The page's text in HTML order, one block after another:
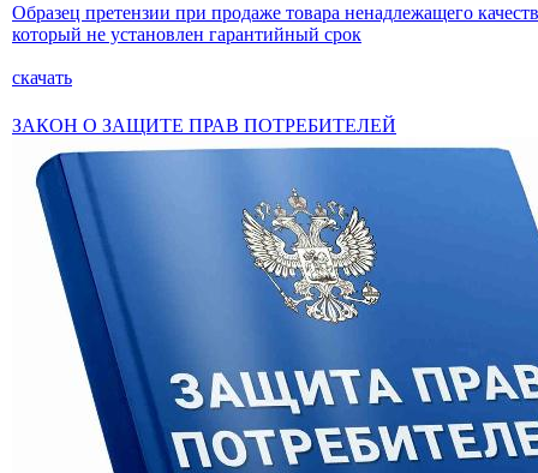
Образец претензии при продаже товара ненадлежащего
который не установлен гарантийный срок
скачать
ЗАКОН О ЗАЩИТЕ ПРАВ ПОТРЕБИТЕЛЕЙ